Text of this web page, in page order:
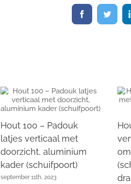
FacebookTwitter
Hout 100 – Padouk
latjes verticaal met
doorzicht, aluminium
kader (schuifpoort)
september 11th, 2023